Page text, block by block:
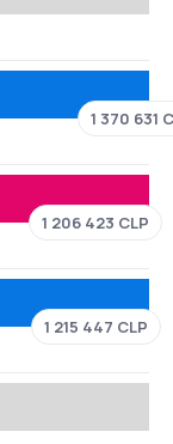
1 370 631
1 206 423 CLP
1 215 447 CLP